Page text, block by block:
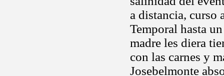
a distancia, curso
Temporal hasta
madre les diera
con las carnes y
Josebelmonte